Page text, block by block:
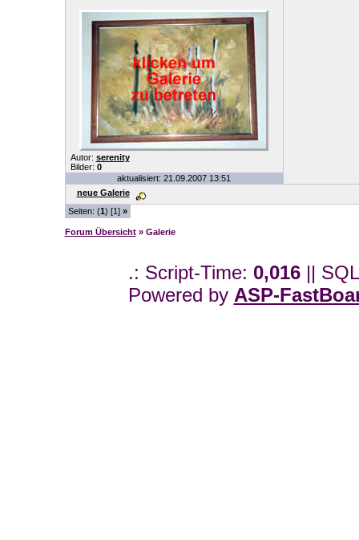
Autor: serenity
Bilder: 0
aktualisiert: 21.09.2007 13:51
neue Galerie
Seiten: (1) [1] »
Forum Übersicht» Galerie
.: Script-Time: 0,016||
Powered by ASP-